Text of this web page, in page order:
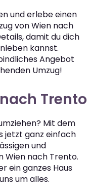
und erlebe einen
von Wien nach
damit du dich
kannst.
Angebot
Umzug!
Trento
Mit dem
jetzt ganz einfach
und
Wien nach Trento.
ein ganzes Haus
um alles.